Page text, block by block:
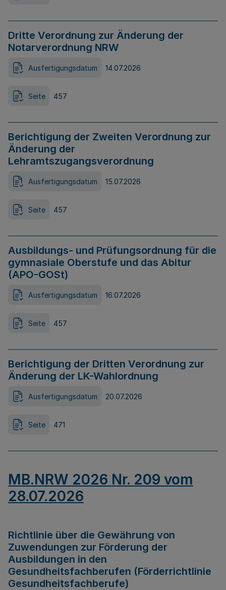
Dritte Verordnung zur Änderung der
Notarverordnung NRW
Ausfertigungsdatum 14.07.2026
Seite 457
Berichtigung der Zweiten Verordnung zur
Änderung der
Lehramtszugangsverordnung
Ausfertigungsdatum 15.07.2026
Seite 457
Ausbildungs- und Prüfungsordnung für die
gymnasiale Oberstufe und das Abitur
(APO-GOSt)
Ausfertigungsdatum 16.07.2026
Seite 457
Berichtigung der Dritten Verordnung zur
Änderung der LK-Wahlordnung
Ausfertigungsdatum 20.07.2026
Seite 471
MB.NRW 2026 Nr. 209 vom
28.07.2026
Richtlinie über die Gewährung von
Zuwendungen zur Förderung der
Ausbildungen in den
Gesundheitsfachberufen (Förderrichtlinie
Gesundheitsfachberufe)